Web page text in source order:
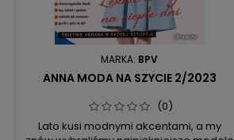
MARKA: BPV
ANNA MODA NA SZYCIE 2/2023
(0)
Lato kusi modnymi akcentami, a my